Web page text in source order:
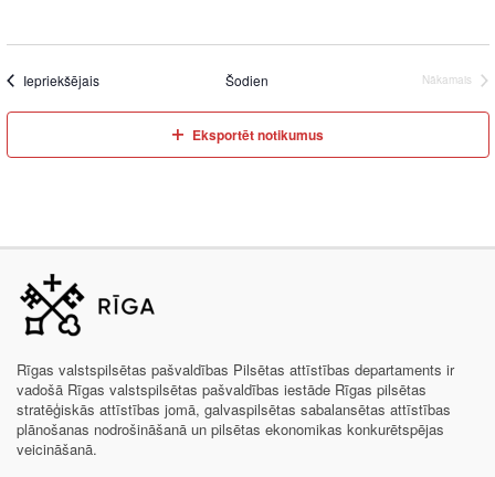
Iepriekšējais Šodien Nākamais
Eksportēt notikumus
Rīgas valstspilsētas pašvaldības Pilsētas attīstības departaments ir
vadošā Rīgas valstspilsētas pašvaldības iestāde Rīgas pilsētas
stratēģiskās attīstības jomā, galvaspilsētas sabalansētas attīstības
plānošanas nodrošināšanā un pilsētas ekonomikas konkurētspējas
veicināšanā.